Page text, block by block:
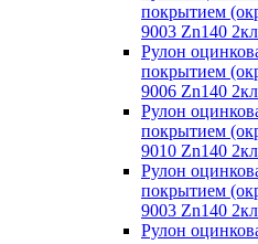
покрытием
9003 Zn140
Рулон
покрытием
9006 Zn140
Рулон
покрытием
9010 Zn140
Рулон
покрытием
9003 Zn140
Рулон